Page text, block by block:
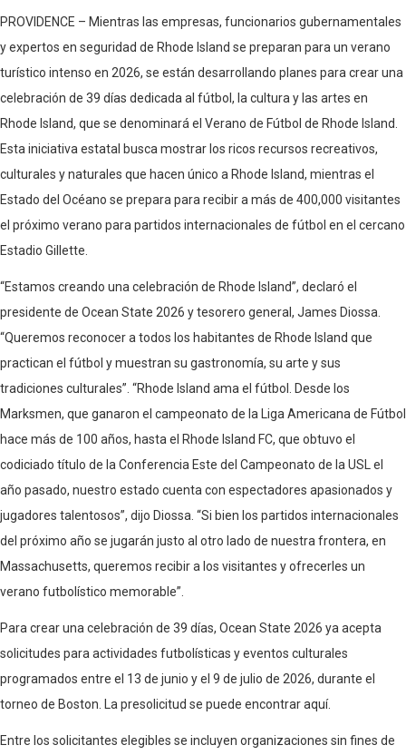
PROVIDENCE – Mientras las empresas, funcionarios gubernamentales
y expertos en seguridad de Rhode Island se preparan para un verano
turístico intenso en 2026, se están desarrollando planes para crear una
celebración de 39 días dedicada al fútbol, ​​la cultura y las artes en
Rhode Island, que se denominará el Verano de Fútbol de Rhode Island.
Esta iniciativa estatal busca mostrar los ricos recursos recreativos,
culturales y naturales que hacen único a Rhode Island, mientras el
Estado del Océano se prepara para recibir a más de 400,000 visitantes
el próximo verano para partidos internacionales de fútbol en el cercano
Estadio Gillette.
“Estamos creando una celebración de Rhode Island”, declaró el
presidente de Ocean State 2026 y tesorero general, James Diossa.
“Queremos reconocer a todos los habitantes de Rhode Island que
practican el fútbol y muestran su gastronomía, su arte y sus
tradiciones culturales”. “Rhode Island ama el fútbol. Desde los
Marksmen, que ganaron el campeonato de la Liga Americana de Fútbol
hace más de 100 años, hasta el Rhode Island FC, que obtuvo el
codiciado título de la Conferencia Este del Campeonato de la USL el
año pasado, nuestro estado cuenta con espectadores apasionados y
jugadores talentosos”, dijo Diossa. “Si bien los partidos internacionales
del próximo año se jugarán justo al otro lado de nuestra frontera, en
Massachusetts, queremos recibir a los visitantes y ofrecerles un
verano futbolístico memorable”.
Para crear una celebración de 39 días, Ocean State 2026 ya acepta
solicitudes para actividades futbolísticas y eventos culturales
programados entre el 13 de junio y el 9 de julio de 2026, durante el
torneo de Boston. La presolicitud se puede encontrar aquí.
Entre los solicitantes elegibles se incluyen organizaciones sin fines de